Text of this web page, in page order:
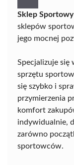
Sklep
sklepów
jego mocnej
Specjalizuje się
sprzętu
się szybko i
przymierzenia
komfort
indywidualnie,
zarówno
sportowców.